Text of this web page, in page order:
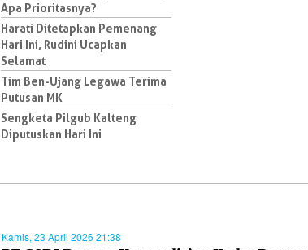
Apa Prioritasnya?
Harati Ditetapkan Pemenang
Hari Ini, Rudini Ucapkan
Selamat
Tim Ben-Ujang Legawa Terima
Putusan MK
Sengketa Pilgub Kalteng
Diputuskan Hari Ini
Kamis, 23 April 2026 21:38